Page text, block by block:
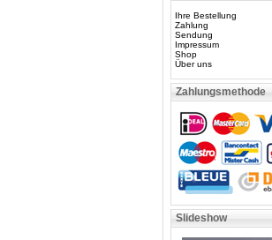
Ihre Bestellung
Zahlung
Sendung
Impressum
Shop
Über uns
Zahlungsmethode
Slideshow